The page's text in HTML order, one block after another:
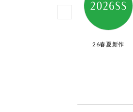
26春夏新作